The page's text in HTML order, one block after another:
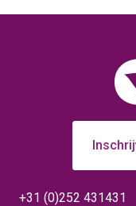
+31 (0)252 431431